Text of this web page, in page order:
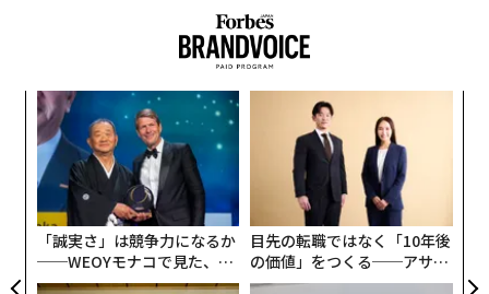
「誠実さ」は競争力になるか
──WEOYモナコで見た、く
ら寿司の経営哲学
目先の転職ではなく「10年後
の価値」をつくる──アサイ
ンの長期伴走型支援とは